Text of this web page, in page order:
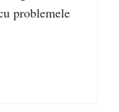
problemele